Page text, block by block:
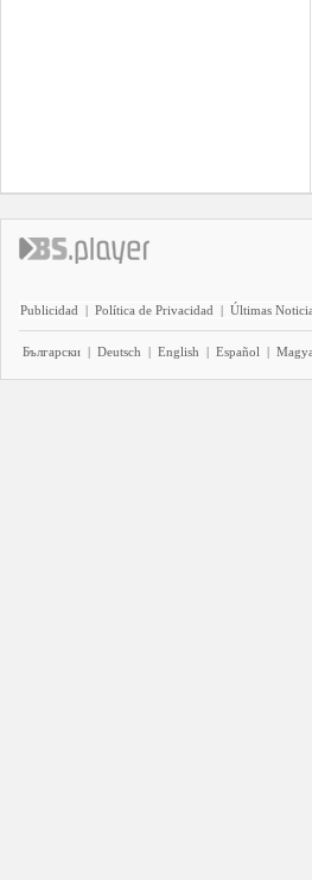
Publicidad | Política de Privacidad | Últimas
Български | Deutsch | English | Español |